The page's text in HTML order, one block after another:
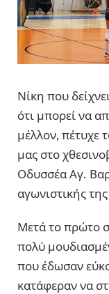
Νίκη που
ότι μπορεί να
μέλλον, πέτυχε
μας στο
Οδυσσέα Αγ.
αγωνιστικής
Μετά το πρώτο
πολύ
που έδωσαν
κατάφεραν να